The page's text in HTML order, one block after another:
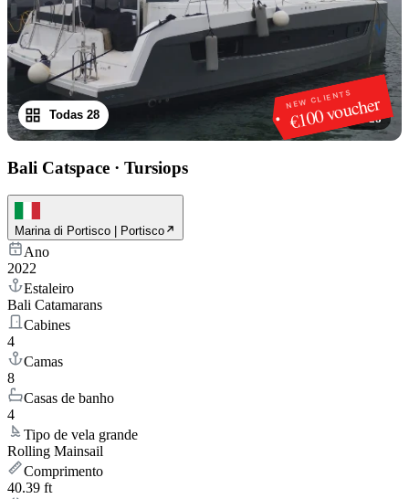
NEW CLIENTS
€100 voucher
1/28
Todas 28
Bali Catspace · Tursiops
Marina di Portisco | Portisco
Ano
2022
Estaleiro
Bali Catamarans
Cabines
4
Camas
8
Casas de banho
4
Tipo de vela grande
Rolling Mainsail
Comprimento
40.39 ft